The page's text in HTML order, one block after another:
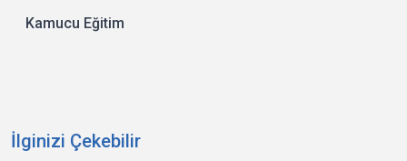
Kamucu Eğitim
İlginizi Çekebilir